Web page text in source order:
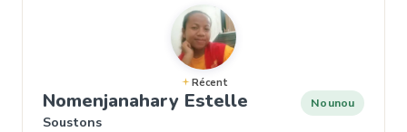
Récent
Nomenjanahary Estelle , Nounou à
Soustons
Nounou